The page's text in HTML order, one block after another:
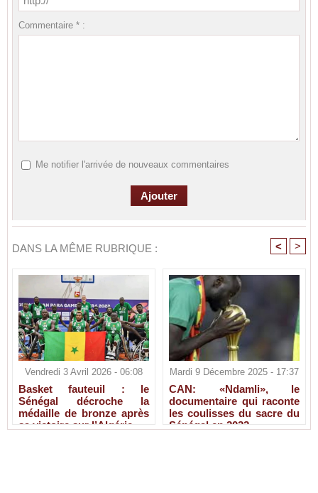
Commentaire * :
Me notifier l'arrivée de nouveaux commentaires
DANS LA MÊME RUBRIQUE : < >
Vendredi 3 Avril 2026 - 06:08
Basket fauteuil : le
Sénégal décroche la
médaille de bronze après
sa victoire sur l’Algérie
Mardi 9 Décembre 2025 - 17:37
CAN: «Ndamli», le
documentaire qui raconte
les coulisses du sacre du
Sénégal en 2022